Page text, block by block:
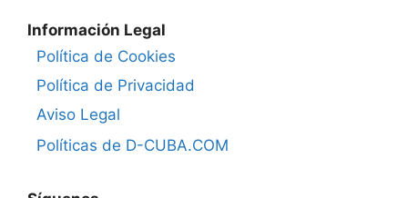
Información Legal
Política de Cookies
Política de Privacidad
Aviso Legal
Políticas de D-CUBA.COM